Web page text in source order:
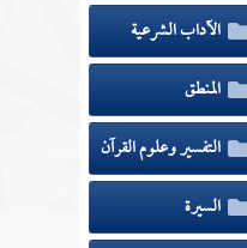
الآداب الشرعية
المنطق
التفسير وعلوم القرآن
السيرة